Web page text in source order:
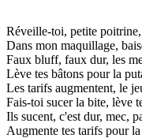
Réveille-toi, petite
Dans mon maquillage,
Faux bluff, faux dur, les
Lève tes bâtons pour la
Les tarifs augmentent, le
Fais-toi sucer la bite, lève
Ils sucent, c'est dur, mec,
Augmente tes tarifs pour